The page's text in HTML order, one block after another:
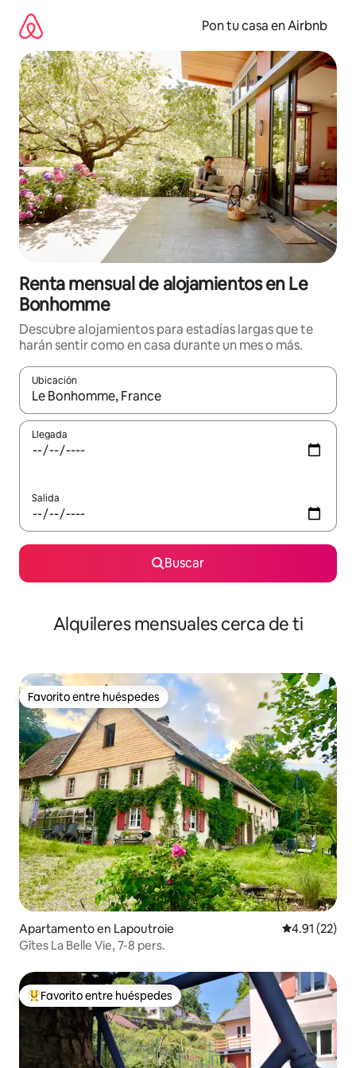
contenido
Pon tu casa en Airbnb
Renta mensual de alojamientos en Le
Bonhomme
Descubre alojamientos para estadías largas que te
harán sentir como en casa durante un mes o más.
Ubicación
Cuando los resultados estén disponibles, navega con las
Llegada
Salida
Buscar
Alquileres mensuales cerca de ti
Favorito entre huéspedes
Favorito entre huéspedes
Apartamento en Lapoutroie Calificación
4.91 (22)
Gîtes La Belle Vie, 7-8 pers.
Favorito entre huéspedes preferido
Favorito entre huéspedes